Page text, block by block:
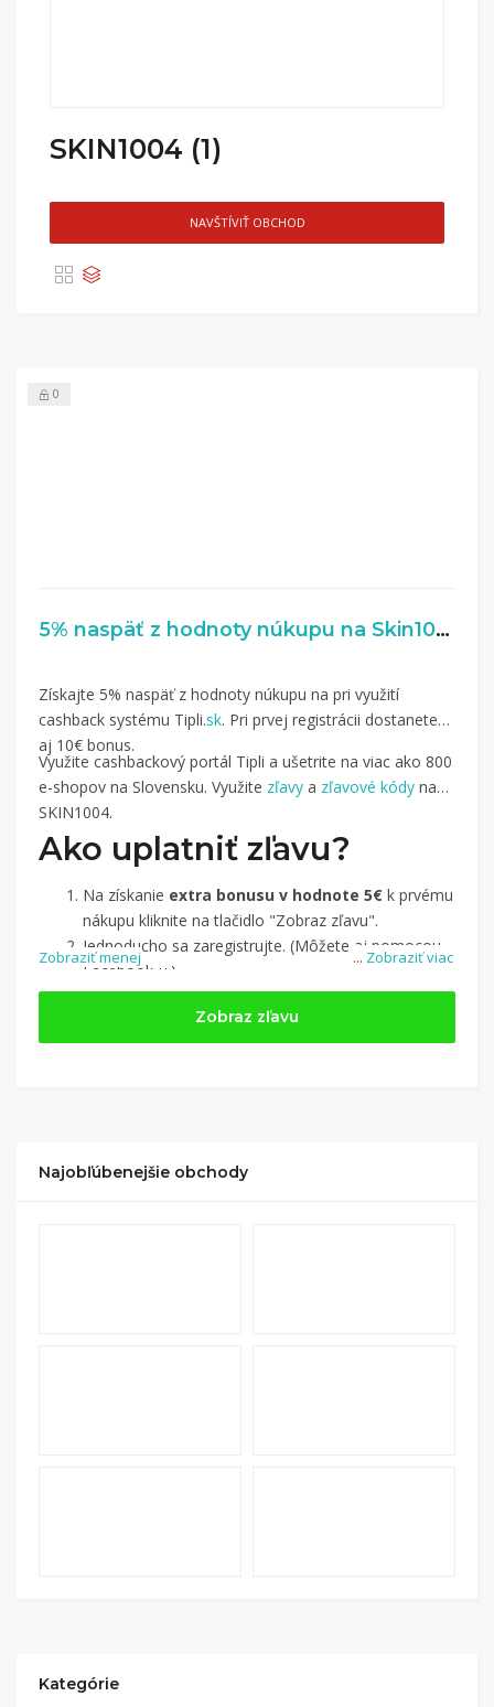
SKIN1004 (1)
NAVŠTÍVIŤ OBCHOD
0
5% naspäť z hodnoty núkupu na Skin1004.sk
... Zobraziť viac
Získajte 5% naspäť z hodnoty núkupu na pri využití
cashback systému Tipli.sk. Pri prvej registrácii dostanete
aj 10€ bonus.
Využite cashbackový portál Tipli a ušetrite na viac ako 800
e-shopov na Slovensku. Využite zľavy a zľavové kódy na
SKIN1004.
Ako uplatniť zľavu?
Na získanie extra bonusu v hodnote 5€ k prvému
nákupu kliknite na tlačidlo "Zobraz zľavu".
Jednoducho sa zaregistrujte. (Môžete aj pomocou
Facebook-u.)
Jednoducho sinájdite obchod, pomocou služby
(v ponuke je cca 1 500 obchodov).
Kliknite na tlačidlo „Nakupovať“.(Následne
nákupu, si tieto peniaze môžete dať hneď vyplatiť
Zobraziť menej
Zobraz zľavu
Najobľúbenejšie obchody
Kategórie